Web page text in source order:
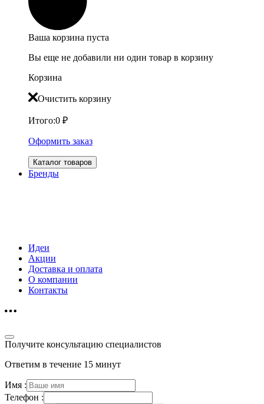
Ваша корзина пуста
Вы еще не добавили ни один товар в корзину
Корзина
Очистить корзину
Итого:0 ₽
Оформить заказ
Каталог товаров
Бренды
Идеи
Акции
Доставка и оплата
О компании
Контакты
Получите консультацию специалистов
Ответим в течение 15 минут
Имя :
Телефон :